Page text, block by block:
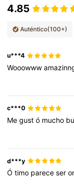
4.85
Auténtico(100+)
u***4
Wooowww
c***0
Megustó mucho
d***y
Ótimo pareceser